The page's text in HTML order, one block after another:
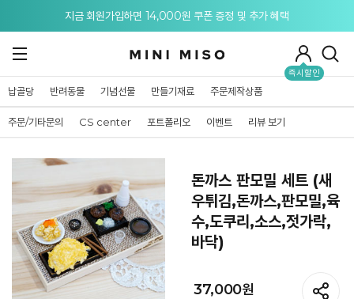
지금 회원가입하면 14,000원 쿠폰 증정 및 추가 혜택
즉시할인
납골당 반려동물 기념선물 만들기재료 주문제작상품
주문/기타문의 CS center 포트폴리오 이벤트 리뷰 보기
돈까스 판모밀 세트 (새
우튀김,돈까스,판모밀,육
수,도쿠리,소스,젓가락,
바닥)
37,000원